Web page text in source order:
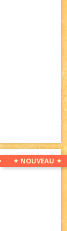
✦ NOUVEAU ✦